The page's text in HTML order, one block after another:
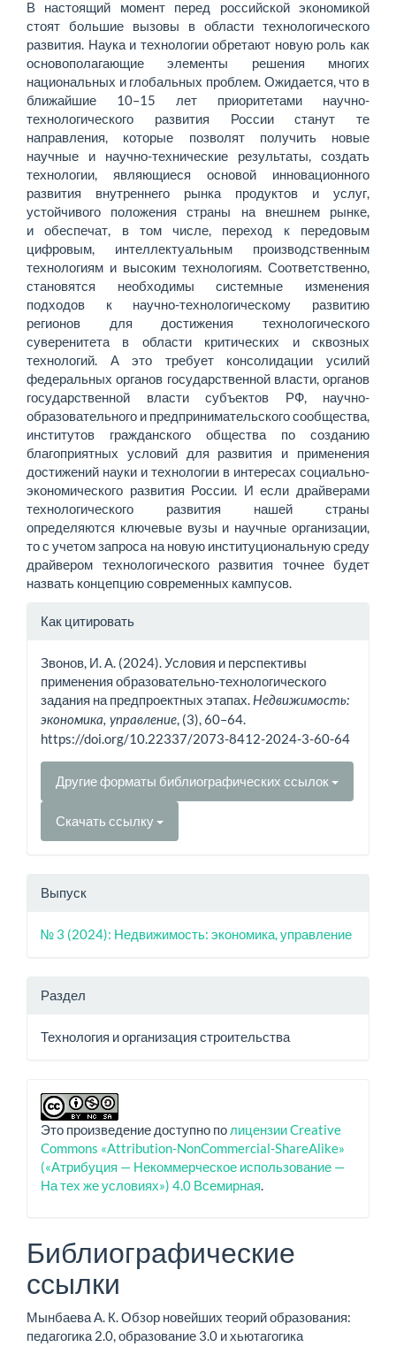
В настоящий момент перед российской экономикой
стоят большие вызовы в области технологического
развития. Наука и технологии обретают новую роль как
основополагающие элементы решения многих
национальных и глобальных проблем. Ожидается, что в
ближайшие 10–15 лет приоритетами научно-
технологического развития России станут те
направления, которые позволят получить новые
научные и научно-технические результаты, создать
технологии, являющиеся основой инновационного
развития внутреннего рынка продуктов и услуг,
устойчивого положения страны на внешнем рынке,
и обеспечат, в том числе, переход к передовым
цифровым, интеллектуальным производственным
технологиям и высоким технологиям. Соответственно,
становятся необходимы системные изменения
подходов к научно-технологическому развитию
регионов для достижения технологического
суверенитета в области критических и сквозных
технологий. А это требует консолидации усилий
федеральных органов государственной власти, органов
государственной власти субъектов РФ, научно-
образовательного и предпринимательского сообщества,
институтов гражданского общества по созданию
благоприятных условий для развития и применения
достижений науки и технологии в интересах социально-
экономического развития России. И если драйверами
технологического развития нашей страны
определяются ключевые вузы и научные организации,
то с учетом запроса на новую институциональную среду
драйвером технологического развития точнее будет
назвать концепцию современных кампусов.
Информация
о статье
Как цитировать
Звонов, И. А. (2024). Условия и перспективы
применения образовательно-технологического
задания на предпроектных этапах. Недвижимость:
экономика, управление, (3), 60–64.
https://doi.org/10.22337/2073-8412-2024-3-60-64
Другие форматы библиографических ссылок
Скачать ссылку
Выпуск
№ 3 (2024): Недвижимость: экономика, управление
Раздел
Технология и организация строительства
Это произведение доступно по лицензии Creative
Commons «Attribution-NonCommercial-ShareAlike»
(«Атрибуция — Некоммерческое использование —
На тех же условиях») 4.0 Всемирная.
Библиографические
ссылки
Мынбаева А. К. Обзор новейших теорий образования:
педагогика 2.0, образование 3.0 и хьютагогика